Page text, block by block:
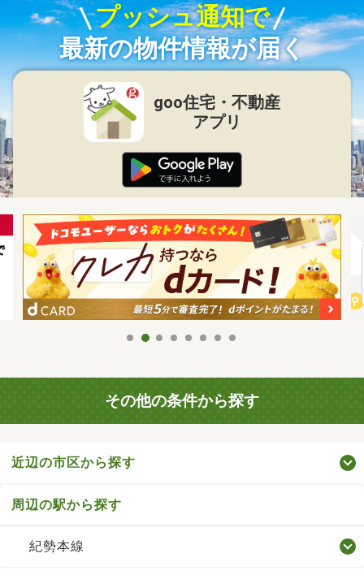
プッシュ通知で
最新の物件情報が届く
goo住宅・不動産
アプリ
その他の条件から探す
近辺の市区から探す
周辺の駅から探す
紀勢本線